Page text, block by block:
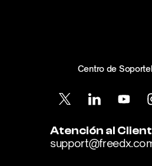
Centro de Soporte
Atención al